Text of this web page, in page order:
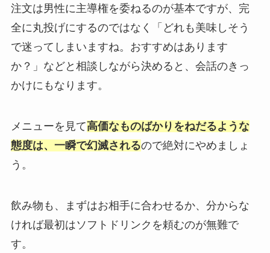
注文は男性に主導権を委ねるのが基本ですが、完
全に丸投げにするのではなく「どれも美味しそう
で迷ってしまいますね。おすすめはあります
か？」などと相談しながら決めると、会話のきっ
かけにもなります。
メニューを見て高価なものばかりをねだるような
態度は、一瞬で幻滅されるので絶対にやめましょ
う。
飲み物も、まずはお相手に合わせるか、分からな
ければ最初はソフトドリンクを頼むのが無難で
す。